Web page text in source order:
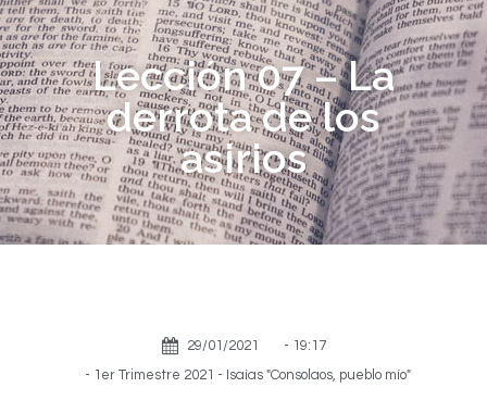
Lección 07 – La
derrota de los
asirios
29/01/2021 - 19:17
- 1er Trimestre 2021 - Isaías "Consolaos, pueblo mío"